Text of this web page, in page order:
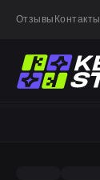
Отзывы Контакты